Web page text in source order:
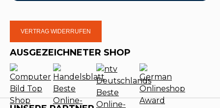
VERTRAG WIDERRUFEN
AUSGEZEICHNETER SHOP